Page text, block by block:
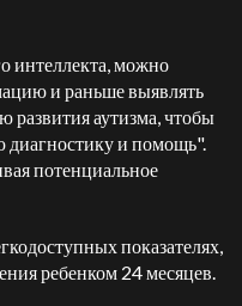
интеллекта, можно
и раньше выявлять
развития аутизма, чтобы
диагностику и помощь".
потенциальное
показателях,
ребенком 24 месяцев.